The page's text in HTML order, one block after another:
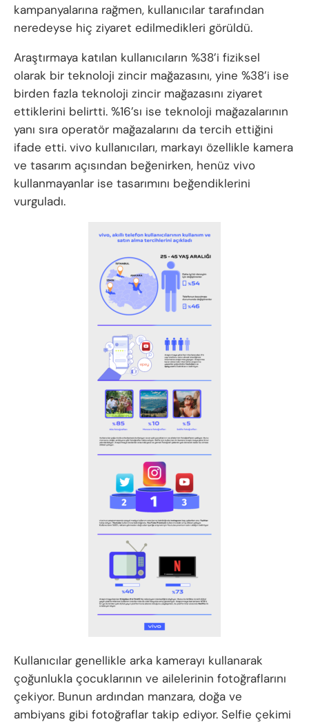
kampanyalarına rağmen, kullanıcılar tarafından
neredeyse hiç ziyaret edilmedikleri görüldü.
Araştırmaya katılan kullanıcıların %38’i fiziksel
olarak bir teknoloji zincir mağazasını, yine %38’i ise
birden fazla teknoloji zincir mağazasını ziyaret
ettiklerini belirtti. %16’sı ise teknoloji mağazalarının
yanı sıra operatör mağazalarını da tercih ettiğini
ifade etti. vivo kullanıcıları, markayı özellikle kamera
ve tasarım açısından beğenirken, henüz vivo
kullanmayanlar ise tasarımını beğendiklerini
vurguladı.
Kullanıcılar genellikle arka kamerayı kullanarak
çoğunlukla çocuklarının ve ailelerinin fotoğraflarını
çekiyor. Bunun ardından manzara, doğa ve
ambiyans gibi fotoğraflar takip ediyor. Selfie çekimi